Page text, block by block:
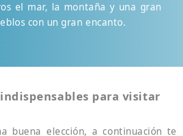
el mar, la montaña y una gran
con un gran encanto.
para visitar
buena elección, a continuación te